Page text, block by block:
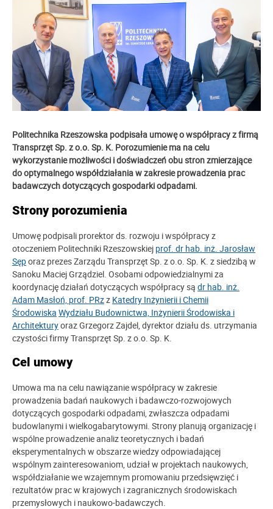
Politechnika Rzeszowska podpisała umowę o współpracy z firmą
Transprzęt Sp. z o.o. Sp. K. Porozumienie ma na celu
wykorzystanie możliwości i doświadczeń obu stron zmierzające
do optymalnego współdziałania w zakresie prowadzenia prac
badawczych dotyczących gospodarki odpadami.
Strony porozumienia
Umowę podpisali prorektor ds. rozwoju i współpracy z
otoczeniem Politechniki Rzeszowskiej prof. dr hab. inż. Jarosław
Sęporaz prezes Zarządu Transprzęt Sp. z o.o. Sp. K. z siedzibą w
Sanoku Maciej Grządziel. Osobami odpowiedzialnymi za
koordynację działań dotyczących współpracy są dr hab. inż.
Adam Masłoń, prof. PRzz Katedry Inżynierii i Chemii
Środowiska Wydziału Budownictwa, Inżynierii Środowiska i
Architekturyoraz Grzegorz Zajdel, dyrektor działu ds. utrzymania
czystości firmy Transprzęt Sp. z o.o. Sp. K.
Cel umowy
Umowa ma na celu nawiązanie współpracy w zakresie
prowadzenia badań naukowych i badawczo-rozwojowych
dotyczących gospodarki odpadami, zwłaszcza odpadami
budowlanymi i wielkogabarytowymi. Strony planują organizację i
wspólne prowadzenie analiz teoretycznych i badań
eksperymentalnych w obszarze wiedzy odpowiadającej
wspólnym zainteresowaniom, udział w projektach naukowych,
współdziałanie we wzajemnym promowaniu przedsięwzięć i
rezultatów prac w krajowych i zagranicznych środowiskach
przemysłowych i naukowo-badawczych.